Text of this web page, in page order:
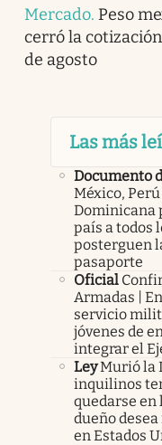
Mercado. Peso
cerró la
de agosto
Las más
Documento
México,
Dominicana
país a todos
posterguen
pasaporte
Oficial
Armadas |
servicio
jóvenes de
integrar el
LeyMurió la
inquilinos
quedarse en
dueño
en Estados